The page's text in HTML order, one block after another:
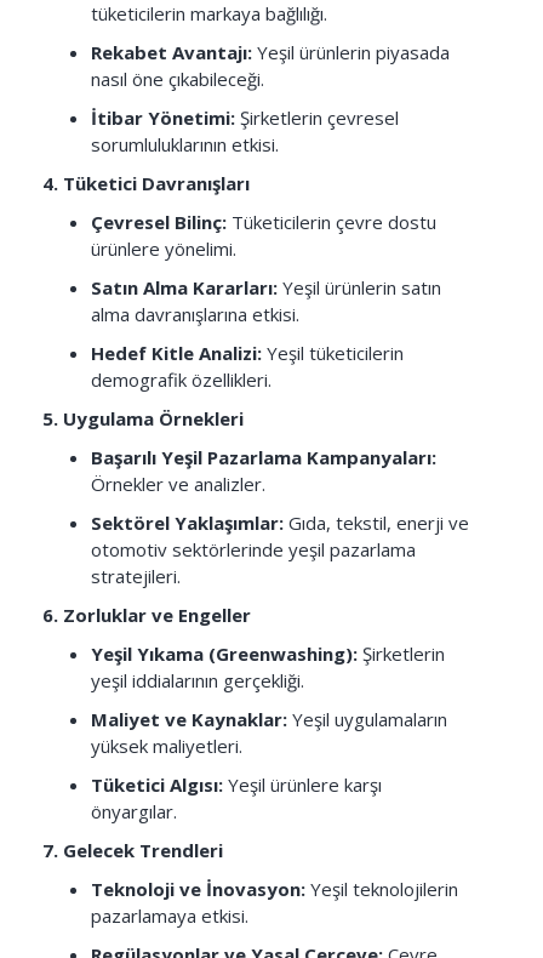
tüketicilerin markaya bağlılığı.
Rekabet Avantajı: Yeşil ürünlerin piyasada
nasıl öne çıkabileceği.
İtibar Yönetimi: Şirketlerin çevresel
sorumluluklarının etkisi.
4. Tüketici Davranışları
Çevresel Bilinç: Tüketicilerin çevre dostu
ürünlere yönelimi.
Satın Alma Kararları: Yeşil ürünlerin satın
alma davranışlarına etkisi.
Hedef Kitle Analizi: Yeşil tüketicilerin
demografik özellikleri.
5. Uygulama Örnekleri
Başarılı Yeşil Pazarlama Kampanyaları:
Örnekler ve analizler.
Sektörel Yaklaşımlar: Gıda, tekstil, enerji ve
otomotiv sektörlerinde yeşil pazarlama
stratejileri.
6. Zorluklar ve Engeller
Yeşil Yıkama (Greenwashing): Şirketlerin
yeşil iddialarının gerçekliği.
Maliyet ve Kaynaklar: Yeşil uygulamaların
yüksek maliyetleri.
Tüketici Algısı: Yeşil ürünlere karşı
önyargılar.
7. Gelecek Trendleri
Teknoloji ve İnovasyon: Yeşil teknolojilerin
pazarlamaya etkisi.